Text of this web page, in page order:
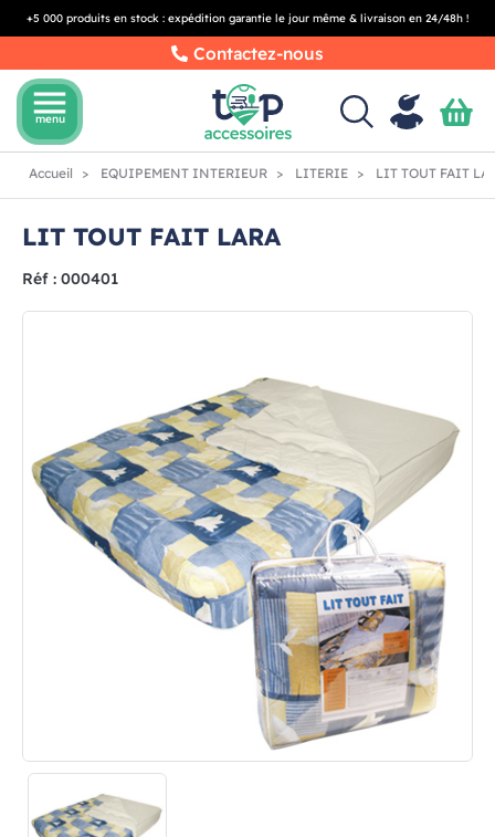
+5 000 produits en stock : expédition garantie le jour même & livraison en 24/48h !
Contactez-nous
menu
menu
Accueil EQUIPEMENT INTERIEUR LITERIE LIT TOUT FAIT
LIT TOUT FAIT LARA
Réf : 000401